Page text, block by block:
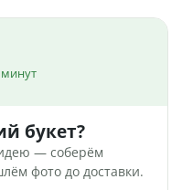
минут
букет?
— соберём
фото до доставки.